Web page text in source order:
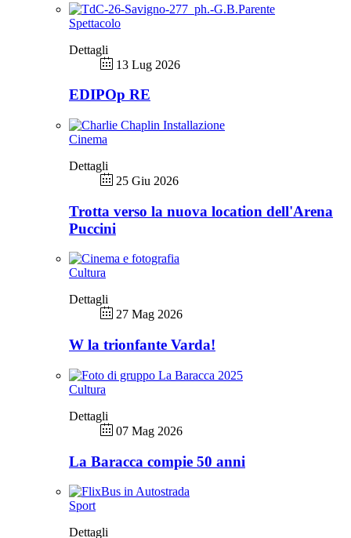
Spettacolo
Dettagli
13 Lug 2026
EDIPOp RE
Cinema
Dettagli
25 Giu 2026
Trotta verso la nuova location dell'Arena
Puccini
Cultura
Dettagli
27 Mag 2026
W la trionfante Varda!
Cultura
Dettagli
07 Mag 2026
La Baracca compie 50 anni
Sport
Dettagli